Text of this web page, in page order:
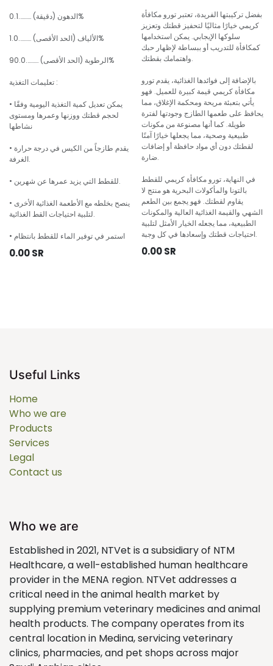
الدهون (دقيقة) ……….0.1%
الألياف (الحد الأقصى) ……….1.0%
الرطوبة (الحد الأقصى) ……….90.0%
تعليمات التغذية :
• يمكن تعديل كمية التغذية اليومية وفقًا
لحجم قطتك ووزنها وعمرها ومستوى
نشاطها
• يقدم طازجاً من الكيس في درجة حرارة
الغرفة.
• للقطط التي يزيد عمرها عن شهرين.
• ينصح بخلطه مع الأطعمة الغذائية الأخرى
لتلبية احتياجات القط الغذائية.
• استمر في توفير الماء للقطط بانتظام
0.00SR
بفضل تركيبتها الفريدة، تعتبر تورو مكافأة
كريمي خيارًا مثاليًا لتحفيز قطتك وتعزيز
سلوكها الإيجابي. يمكن استخدامها
كمكافأة للتدريب أو ببساطة لإظهار حبك
واهتمامك بقطتك.
بالإضافة إلى فوائدها الغذائية، يقدم تورو
مكافأة كريمي قيمة كبيرة للعميل. فهو
يأتي بتعبئة مريحة ومحكمة الإغلاق، مما
يحافظ على طعمها الطازج وجودتها لفترة
طويلة. كما أنها مصنوعة من مكونات
طبيعية وصحية، مما يجعلها خيارًا آمنًا
لقطتك دون أي مواد حافظة أو إضافات
ضارة.
في النهاية، تورو مكافأة كريمي للقطط
بالتونا والمأكولات البحرية هو منتج لا
يقاوم لقطتك. فهو يجمع بين الطعم
الشهي والقيمة الغذائية العالية والمكونات
الطبيعية، مما يجعله الخيار الأمثل لتلبية
احتياجات قطتك وإسعادها في كل وجبة.
0.00SR
Useful Links
Home
Who we are
Products
Services
Legal
Contact us
Who we are
Established in 2021, NTVet is a subsidiary of NTM
Healthcare, a well-established human healthcare
provider in the MENA region. NTVet addresses a
critical need in the animal health market by
supplying premium veterinary medicines and animal
health products. The company operates from its
central location in Medina, servicing veterinary
clinics, pharmacies, and pet shops across major